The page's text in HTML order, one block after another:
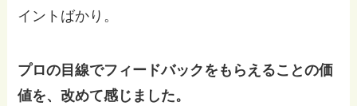
イントばかり。
プロの目線でフィードバックをもらえることの価
値を、改めて感じました。